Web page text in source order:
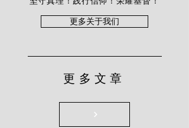
更多关于我们
更多文章